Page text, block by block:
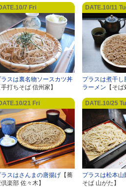
7 Fri
ラスは裏名物ソースカツ丼
手打ちそば 信州家】
DATE.10/11
プラスは煮干
ラーメン 【そ
21 Fri
ラスはさんまの唐揚げ 【蕎
楽部 佐々木】
DATE.10/25
プラスは松本山
そば 山がた】